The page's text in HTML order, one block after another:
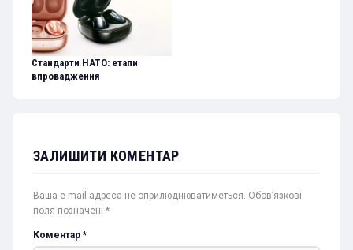
Стандарти НАТО: етапи
впровадження
ЗАЛИШИТИ КОМЕНТАР
Ваша e-mail адреса не оприлюднюватиметься. Обов’язкові
поля позначені *
Коментар *